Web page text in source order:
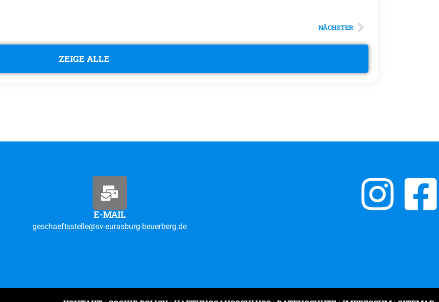
NÄCHSTER
ZEIGE ALLE
E-MAIL
geschaeftsstelle@sv-eurasburg-beuerberg.de